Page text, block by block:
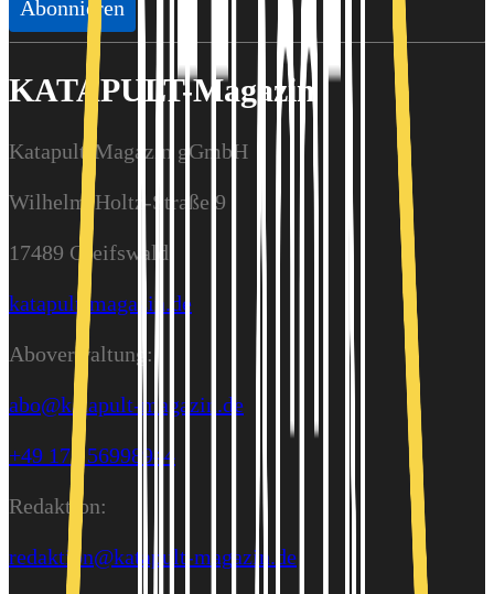
Abonnieren
KATAPULT-Magazin
Katapult-Magazin gGmbH
Wilhelm-Holtz-Straße 9
17489 Greifswald
katapult-magazin.de
Aboverwaltung:
abo@katapult-magazin.de
+49 176 56998944
Redaktion:
redaktion@katapult-magazin.de